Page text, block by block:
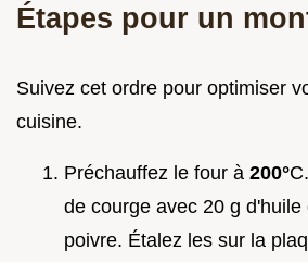
Étapes pour un
Suivez cet ordre pour optimiser
cuisine.
Préchauffez le four à 200°
de courge avec 20 g
poivre. Étalez les sur la